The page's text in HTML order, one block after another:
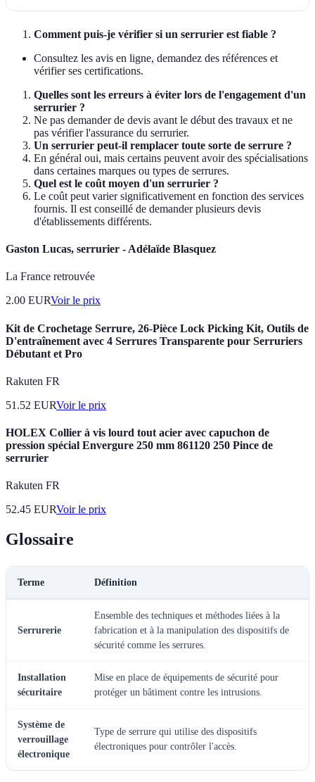
Comment puis-je vérifier si un serrurier est fiable ?
Consultez les avis en ligne, demandez des références et
vérifier ses certifications.
Quelles sont les erreurs à éviter lors de l'engagement d'un
serrurier ?
Ne pas demander de devis avant le début des travaux et ne
pas vérifier l'assurance du serrurier.
Un serrurier peut-il remplacer toute sorte de serrure ?
En général oui, mais certains peuvent avoir des spécialisations
dans certaines marques ou types de serrures.
Quel est le coût moyen d'un serrurier ?
Le coût peut varier significativement en fonction des services
fournis. Il est conseillé de demander plusieurs devis
d'établissements différents.
Gaston Lucas, serrurier - Adélaïde Blasquez
La France retrouvée
2.00 EURVoir le prix
Kit de Crochetage Serrure, 26-Pièce Lock Picking Kit, Outils de
D'entraînement avec 4 Serrures Transparente pour Serruriers
Débutant et Pro
Rakuten FR
51.52 EURVoir le prix
HOLEX Collier à vis lourd tout acier avec capuchon de
pression spécial Envergure 250 mm 861120 250 Pince de
serrurier
Rakuten FR
52.45 EURVoir le prix
Glossaire
Terme Définition
Serrurerie
Ensemble des techniques et méthodes liées à la
fabrication et à la manipulation des dispositifs de
sécurité comme les serrures.
Installation
sécuritaire
Mise en place de équipements de sécurité pour
protéger un bâtiment contre les intrusions.
Système de
verrouillage
électronique
Type de serrure qui utilise des dispositifs
électroniques pour contrôler l'accès.